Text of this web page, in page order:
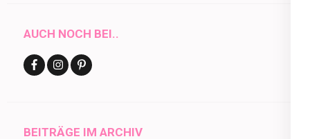
AUCH NOCH BEI..
BEITRÄGE IM ARCHIV